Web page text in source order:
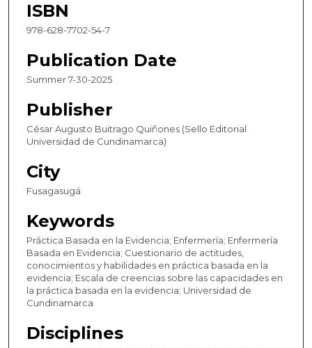
ISBN
978-628-7702-54-7
Publication Date
Summer 7-30-2025
Publisher
César Augusto Buitrago Quiñones (Sello Editorial
Universidad de Cundinamarca)
City
Fusagasugá
Keywords
Práctica Basada en la Evidencia; Enfermería; Enfermería
Basada en Evidencia; Cuestionario de actitudes,
conocimientos y habilidades en práctica basada en la
evidencia; Escala de creencias sobre las capacidades en
la práctica basada en la evidencia; Universidad de
Cundinamarca
Disciplines